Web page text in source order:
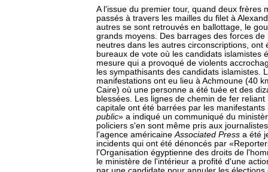
A l'issue du premier tour, quand deux frères
passés à travers les mailles du filet à
autres se sont retrouvés en ballottage, le
grands moyens. Des barrages des forces
neutres dans les autres circonscriptions, ont
bureaux de vote où les candidats islamistes
mesure qui a provoqué de violents
les sympathisants des candidats islamistes.
manifestations ont eu lieu à Achmoune (40
Caire) où une personne a été tuée et des
blessées. Les lignes de chemin de fer
capitale ont été barrées par les manifestants
public» a indiqué un communiqué du
policiers s'en sont même pris aux
l'agence américaineAssociated Press a été
incidents qui ont été dénoncés par
l'Organisation égyptienne des droits de
le ministère de l'intérieur a profité d'une